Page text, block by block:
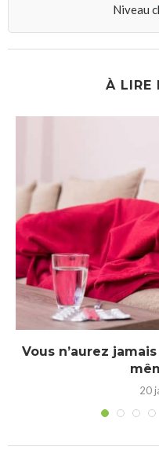
Niveau
À LIRE
Vous n’aurez
20